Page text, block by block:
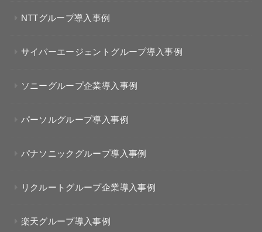
NTTグループ導入事例
サイバーエージェントグループ導入事例
ソニーグループ企業導入事例
パーソルグループ導入事例
パナソニックグループ導入事例
リクルートグループ企業導入事例
楽天グループ導入事例